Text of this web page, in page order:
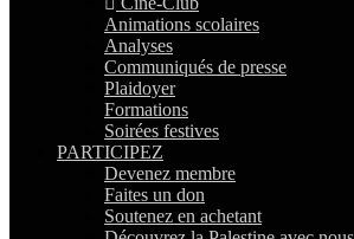
Animations scolaires
Analyses
Communiqués de presse
Plaidoyer
Formations
Soirées festives
PARTICIPEZ
Devenez membre
Faites un don
Soutenez en achetant